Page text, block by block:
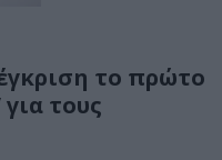
το πρώτο
τους